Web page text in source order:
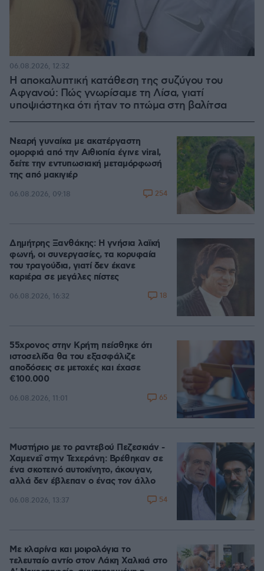
Η αποκαλυπτική κατάθεση της συζύγου του
Αφγανού: Πώς γνωρίσαμε τη Λίσα, γιατί
υποψιάστηκα ότι ήταν το πτώμα στη βαλίτσα
06.08.2026, 12:32
Νεαρή γυναίκα με ακατέργαστη
ομορφιά από την Αιθιοπία έγινε viral,
δείτε την εντυπωσιακή μεταμόρφωσή
της από μακιγιέρ
06.08.2026, 09:18 254
Δημήτρης Ξανθάκης: Η γνήσια λαϊκή
φωνή, οι συνεργασίες, τα κορυφαία
του τραγούδια, γιατί δεν έκανε
καριέρα σε μεγάλες πίστες
06.08.2026, 16:32 18
55χρονος στην Κρήτη πείσθηκε ότι
ιστοσελίδα θα του εξασφάλιζε
αποδόσεις σε μετοχές και έχασε
€100.000
06.08.2026, 11:01 65
Μυστήριο με το ραντεβού Πεζεσκιάν -
Χαμενεΐ στην Τεχεράνη: Βρέθηκαν σε
ένα σκοτεινό αυτοκίνητο, άκουγαν,
αλλά δεν έβλεπαν ο ένας τον άλλο
06.08.2026, 13:37 54
Με κλαρίνα και μοιρολόγια το
τελευταίο αντίο στον Λάκη Χαλκιά στο